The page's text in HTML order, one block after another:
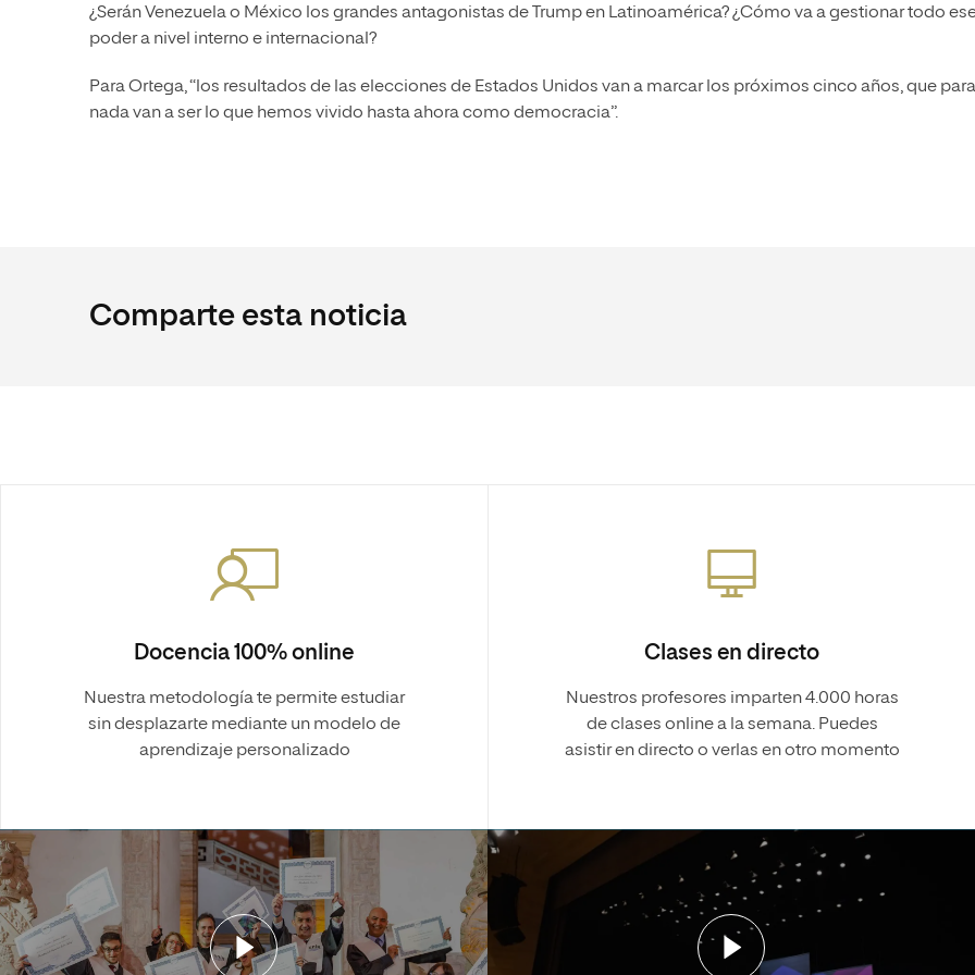
¿Serán Venezuela o México los grandes antagonistas de Trump en Latinoamérica? ¿Cómo va a gestionar todo
poder a nivel interno e internacional?
Para Ortega, “los resultados de las elecciones de Estados Unidos van a marcar los próximos cinco años, que para
nada van a ser lo que hemos vivido hasta ahora como democracia”.
Comparte esta noticia
Docencia 100% online
Nuestra metodología te permite estudiar
sin desplazarte mediante un modelo de
aprendizaje personalizado
Clases en directo
Nuestros profesores imparten 4.000 horas
de clases online a la semana. Puedes
asistir en directo o verlas en otro momento